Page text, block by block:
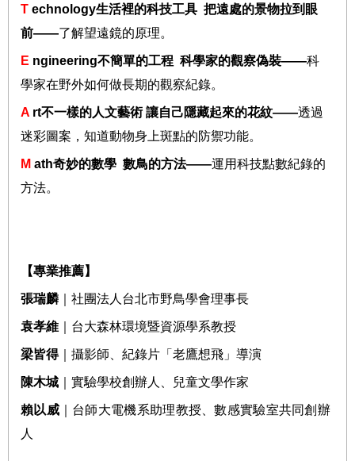
T echnology生活裡的科技工具 把遠處的景物拉到眼
前——了解望遠鏡的原理。
E ngineering不簡單的工程 科學家的觀察偽裝——科
學家在野外如何做長期的觀察紀錄。
A rt不一樣的人文藝術 讓自己隱藏起來的花紋——透過
迷彩圖案，知道動物身上斑點的防禦功能。
M ath奇妙的數學 數鳥的方法——運用科技點數紀錄的
方法。
【專業推薦】
張瑞麟 ｜社團法人台北市野鳥學會理事長
袁孝維 ｜台大森林環境暨資源學系教授
梁皆得｜攝影師、紀錄片「老鷹想飛」導演
陳木城 ｜實驗學校創辦人、兒童文學作家
賴以威｜台師大電機系助理教授、數感實驗室共同創辦
人